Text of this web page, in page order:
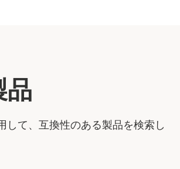
品
して、互換性のある製品を検索し